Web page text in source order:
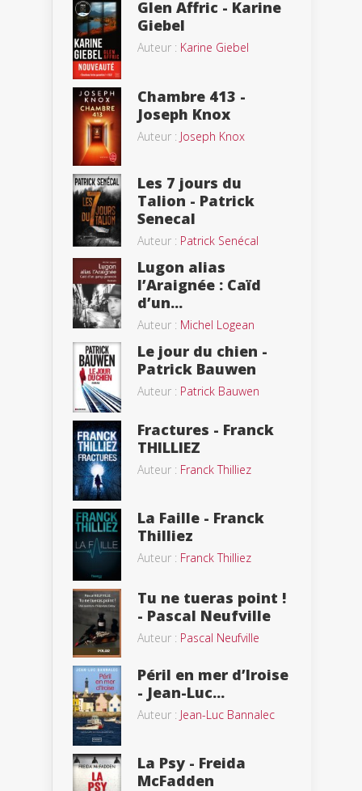
Glen Affric - Karine
Giebel
Auteur : Karine Giebel
Chambre 413 -
Joseph Knox
Auteur : Joseph Knox
Les 7 jours du
Talion - Patrick
Senecal
Auteur : Patrick Senécal
Lugon alias
l’Araignée : Caïd
d’un...
Auteur : Michel Logean
Le jour du chien -
Patrick Bauwen
Auteur : Patrick Bauwen
Fractures - Franck
THILLIEZ
Auteur : Franck Thilliez
La Faille - Franck
Thilliez
Auteur : Franck Thilliez
Tu ne tueras point !
- Pascal Neufville
Auteur : Pascal Neufville
Péril en mer d’Iroise
- Jean-Luc...
Auteur : Jean-Luc Bannalec
La Psy - Freida
McFadden